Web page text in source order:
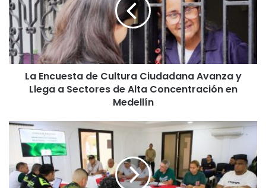
La Encuesta de Cultura Ciudadana Avanza y
Llega a Sectores de Alta Concentración en
Medellín